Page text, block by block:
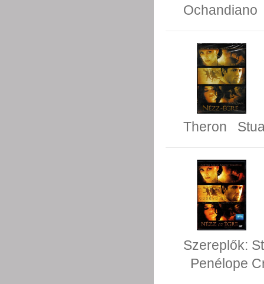
Ochandiano
Theron
Szereplők:
Penélope